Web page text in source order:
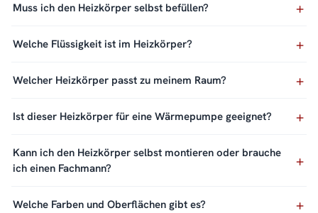
Muss ich den Heizkörper selbst befüllen?
Welche Flüssigkeit ist im Heizkörper?
Welcher Heizkörper passt zu meinem Raum?
Ist dieser Heizkörper für eine Wärmepumpe geeignet?
Kann ich den Heizkörper selbst montieren oder brauche
ich einen Fachmann?
Welche Farben und Oberflächen gibt es?